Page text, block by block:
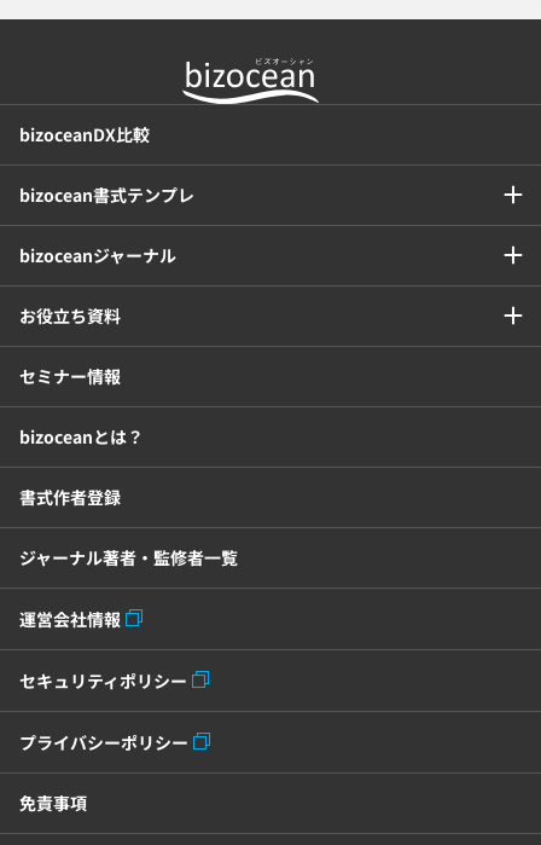
bizoceanDX比較
bizocean書式テンプレ
bizoceanジャーナル
お役立ち資料
セミナー情報
bizoceanとは？
書式作者登録
ジャーナル著者・監修者一覧
運営会社情報
セキュリティポリシー
プライバシーポリシー
免責事項